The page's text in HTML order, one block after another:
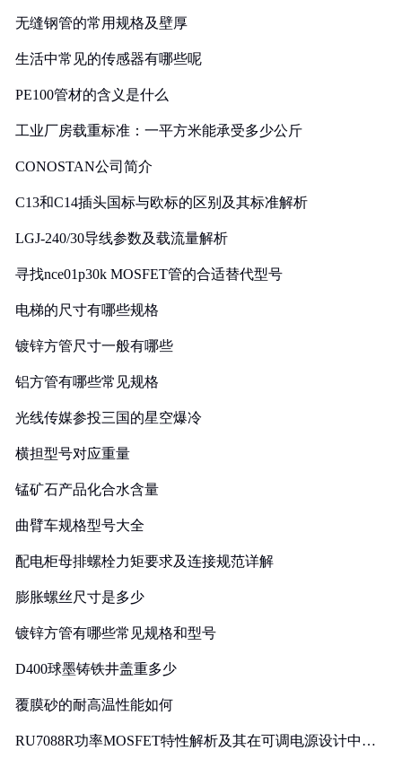
无缝钢管的常用规格及壁厚
生活中常见的传感器有哪些呢
PE100管材的含义是什么
工业厂房载重标准：一平方米能承受多少公斤
CONOSTAN公司简介
C13和C14插头国标与欧标的区别及其标准解析
LGJ-240/30导线参数及载流量解析
寻找nce01p30k MOSFET管的合适替代型号
电梯的尺寸有哪些规格
镀锌方管尺寸一般有哪些
铝方管有哪些常见规格
光线传媒参投三国的星空爆冷
横担型号对应重量
锰矿石产品化合水含量
曲臂车规格型号大全
配电柜母排螺栓力矩要求及连接规范详解
膨胀螺丝尺寸是多少
镀锌方管有哪些常见规格和型号
D400球墨铸铁井盖重多少
覆膜砂的耐高温性能如何
RU7088R功率MOSFET特性解析及其在可调电源设计中的